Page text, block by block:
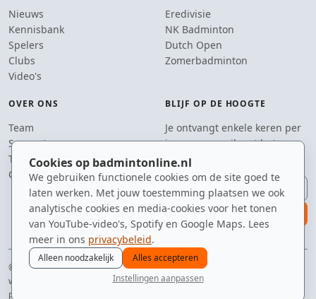
Cookies op badmintonline.nl
We gebruiken functionele cookies om de site goed te
laten werken. Met jouw toestemming plaatsen we ook
analytische cookies en media-cookies voor het tonen
van YouTube-video's, Spotify en Google Maps. Lees
meer in ons privacybeleid.
Alleen noodzakelijk
Alles accepteren
Instellingen aanpassen
Nieuws
Kennisbank
Spelers
Clubs
Video's
Eredivisie
NK Badminton
Dutch Open
Zomerbadminton
OVER ONS
Team
Supporters
Tip de redactie
Contact
BLIJF OP DE HOOGTE
Je ontvangt enkele keren per
jaar een e-mail met het
laatste badmintonnieuws.
E-mailadres
aanmelden
© 2010–2026 badmintonline.nl · voor de spelers die altijd 'nog één potje'
willen
privacy
spelers ranglijst zomer